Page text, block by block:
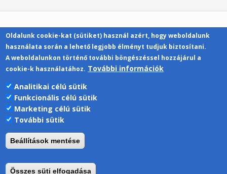
Kapcsolat
Pécsi Tudományegyetem | Kancellária |
Informatikai Igazgatóság 2019.
Oldalunk cookie-kat (sütiket) használ azért, hogy weboldalunk
használata során a lehető legjobb élményt tudjuk biztosítani.
A weboldalunkon történő további böngészéssel hozzájárul a
cookie-k használatához. További információk
Analitikai célú sütik
Funkcionális célú sütik
Marketing célú sütik
További sütik
Beállítások mentése
Összes süti elfogadása